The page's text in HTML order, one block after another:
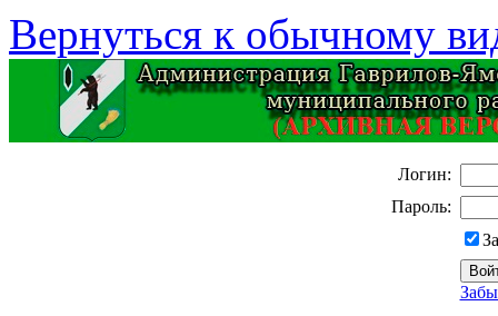
Вернуться к обычному
Логин:
Пароль: